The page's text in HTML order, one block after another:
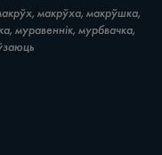
макрўха, макрўшка,
муравеннік, мурбвачка,